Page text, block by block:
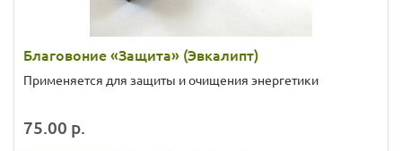
Благовоние «Защита» (Эвкалипт)
Применяется для защиты и очищения энергетики
75.00 р.